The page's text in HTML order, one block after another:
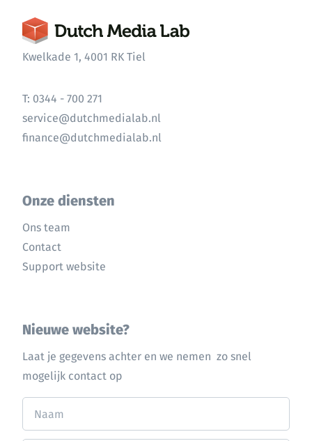
Kwelkade 1, 4001 RK Tiel
T: 0344 - 700 271
service@dutchmedialab.nl
finance@dutchmedialab.nl
Onze diensten
Ons team
Contact
Support website
Nieuwe website?
Laat je gegevens achter en we nemen zo snel
mogelijk contact op